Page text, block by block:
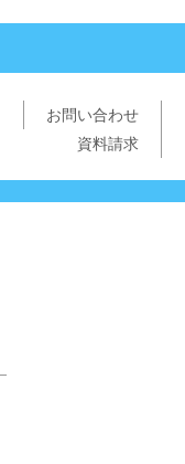
お問い合わせ
資料請求